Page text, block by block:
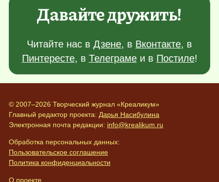
Давайте дружить!
Читайте нас в Дзене, в Вконтакте, в
Пинтересте, в Телеграмеи в Постиле!
© 2007–2026 Творческий журнал «Креаликум»
Главный редактор проекта: Дарья Насибулина
Электронная почта редакции: info@krealikum.ru
Обработка персональных данных:
Пользовательское соглашение
Политика конфиденциальности
О проекте